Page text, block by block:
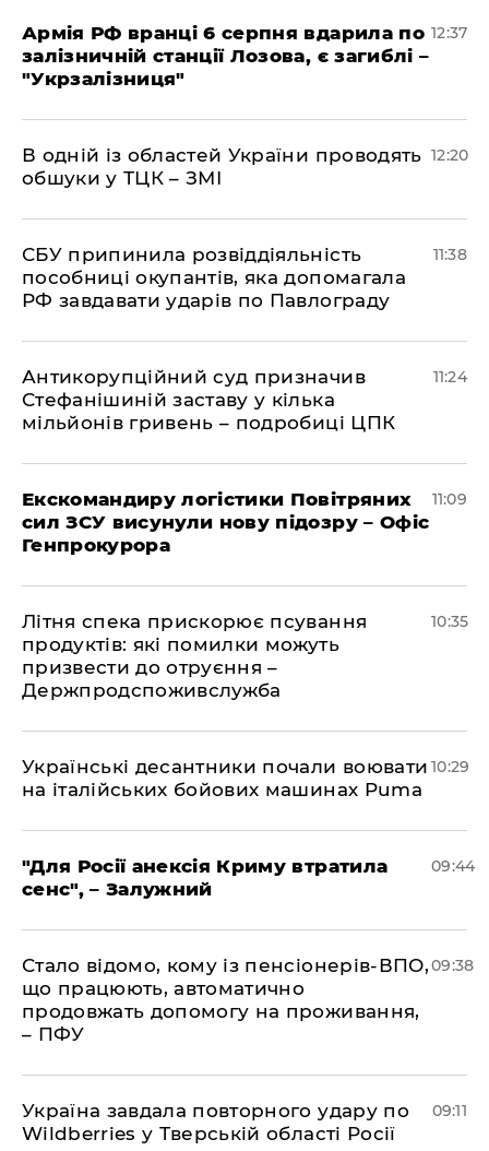
Армія РФ вранці 6 серпня вдарила по
залізничній станції Лозова, є загиблі –
"Укрзалізниця"
12:37
В одній із областей України проводять
обшуки у ТЦК – ЗМІ
12:20
СБУ припинила розвіддіяльність
пособниці окупантів, яка допомагала
РФ завдавати ударів по Павлограду
11:38
Антикорупційний суд призначив
Стефанішиній заставу у кілька
мільйонів гривень – подробиці ЦПК
11:24
Екскомандиру логістики Повітряних
сил ЗСУ висунули нову підозру – Офіс
Генпрокурора
11:09
Літня спека прискорює псування
продуктів: які помилки можуть
призвести до отруєння –
Держпродспоживслужба
10:35
Українські десантники почали воювати
на італійських бойових машинах Puma
10:29
"Для Росії анексія Криму втратила
сенс", – Залужний
09:44
Стало відомо, кому із пенсіонерів-ВПО,
що працюють, автоматично
продовжать допомогу на проживання,
– ПФУ
09:38
Україна завдала повторного удару по
Wildberries у Тверській області Росії
09:11